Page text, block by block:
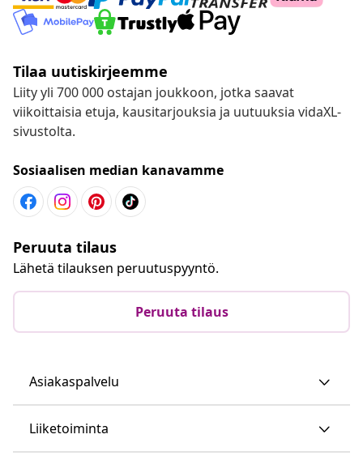
Tilaa uutiskirjeemme
Liity yli 700 000 ostajan joukkoon, jotka saavat
viikoittaisia etuja, kausitarjouksia ja uutuuksia vidaXL-
sivustolta.
Sosiaalisen median kanavamme
Peruuta tilaus
Lähetä tilauksen peruutuspyyntö.
Peruuta tilaus
Asiakaspalvelu
Liiketoiminta